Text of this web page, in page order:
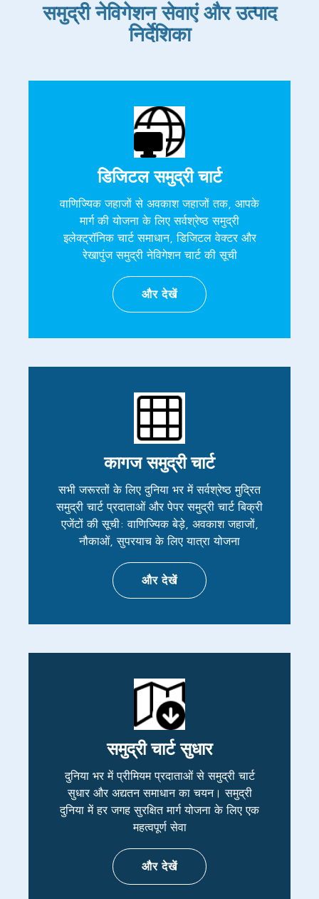
समुद्री नेविगेशन सेवाएं और उत्पाद
निर्देशिका
डिजिटल समुद्री चार्ट
वाणिज्यिक जहाजों से अवकाश जहाजों तक, आपके
मार्ग की योजना के लिए सर्वश्रेष्ठ समुद्री
इलेक्ट्रॉनिक चार्ट समाधान, डिजिटल वेक्टर और
रेखापुंज समुद्री नेविगेशन चार्ट की सूची
और देखें
कागज समुद्री चार्ट
सभी जरूरतों के लिए दुनिया भर में सर्वश्रेष्ठ मुद्रित
समुद्री चार्ट प्रदाताओं और पेपर समुद्री चार्ट बिक्री
एजेंटों की सूची: वाणिज्यिक बेड़े, अवकाश जहाजों,
नौकाओं, सुपरयाच के लिए यात्रा योजना
और देखें
समुद्री चार्ट सुधार
दुनिया भर में प्रीमियम प्रदाताओं से समुद्री चार्ट
सुधार और अद्यतन समाधान का चयन। समुद्री
दुनिया में हर जगह सुरक्षित मार्ग योजना के लिए एक
महत्वपूर्ण सेवा
और देखें